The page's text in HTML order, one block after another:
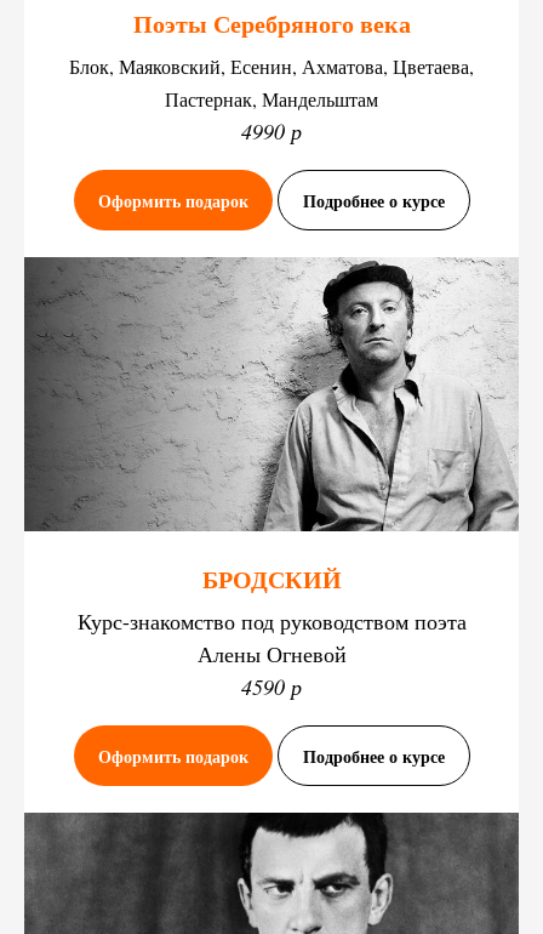
Поэты Серебряного века
Блок, Маяковский, Есенин, Ахматова, Цветаева,
Пастернак, Мандельштам
4990 р
Оформить подарок Подробнее о курсе
БРОДСКИЙ
Курс-знакомство под руководством поэта
Алены Огневой
4590 р
Оформить подарок Подробнее о курсе